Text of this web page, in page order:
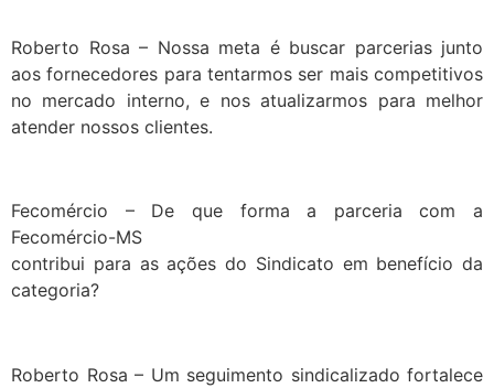
Roberto Rosa – Nossa meta é buscar parcerias junto
aos fornecedores para tentarmos ser mais competitivos
no mercado interno, e nos atualizarmos para melhor
atender nossos clientes.
Fecomércio – De que forma a parceria com a
Fecomércio-MS
contribui para as ações do Sindicato em benefício da
categoria?
Roberto Rosa – Um seguimento sindicalizado fortalece